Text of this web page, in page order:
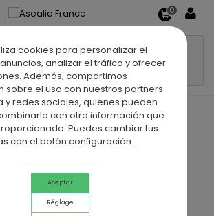
cookies para personalizar el
analizar el tráfico y ofrecer
Además, compartimos
sobre el uso con nuestros partners
y redes sociales, quienes pueden
con otra información que
Puedes cambiar tus
con el botón configuración.
Aceptar
Réglage
0
suspendus
bain suspendu TEIDE 2 tiroirs